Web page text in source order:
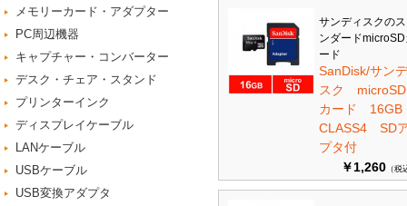
メモリーカード・アダプター
PC周辺機器
キャプチャー・コンバーター
デスク・チェア・スタンド
プリンターインク
ディスプレイケーブル
LANケーブル
USBケーブル
USB変換アダプタ
サンディスクの
ンダード
ード
SanDisk/サン
スク
カード
CLASS4 SD
プタ付
￥1,260 （税